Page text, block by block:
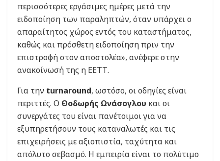
περισσότερες εργάσιμες ημέρες μετά την
ειδοποίηση των παραληπτών, όταν υπάρχει ο
απαραίτητος χώρος εντός του καταστήματος,
καθώς και πρόσθετη ειδοποίηση πριν την
επιστροφή στον αποστολέα», ανέφερε στην
ανακοίνωσή της η ΕΕΤΤ.
Για την turnaround, ωστόσο, οι οδηγίες είναι
περιττές. Ο Θοδωρής Ωνάσογλου και οι
συνεργάτες του είναι πανέτοιμοι για να
εξυπηρετήσουν τους καταναλωτές και τις
επιχειρήσεις με αξιοπιστία, ταχύτητα και
απόλυτο σεβασμό. Η εμπειρία είναι το πολύτιμο